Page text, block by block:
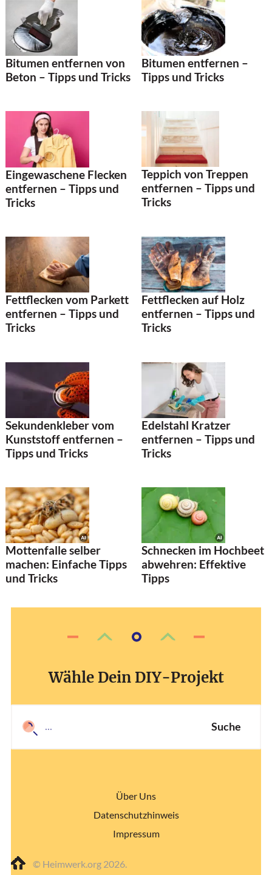
Bitumen entfernen von
Beton – Tipps und Tricks
Bitumen entfernen –
Tipps und Tricks
Eingewaschene Flecken
entfernen – Tipps und
Tricks
Teppich von Treppen
entfernen – Tipps und
Tricks
Fettflecken vom Parkett
entfernen – Tipps und
Tricks
Fettflecken auf Holz
entfernen – Tipps und
Tricks
Sekundenkleber vom
Kunststoff entfernen –
Tipps und Tricks
Edelstahl Kratzer
entfernen – Tipps und
Tricks
Mottenfalle selber
machen: Einfache Tipps
und Tricks
Schnecken im Hochbeet
abwehren: Effektive
Tipps
Wähle Dein DIY-Projekt
Suche
© Heimwerk.org 2026.
Über Uns
Datenschutzhinweis
Impressum